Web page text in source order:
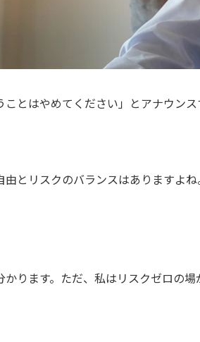
とはやめてください」とアナウンス
とリスクのバランスはありますよね
ります。ただ、私はリスクゼロの場